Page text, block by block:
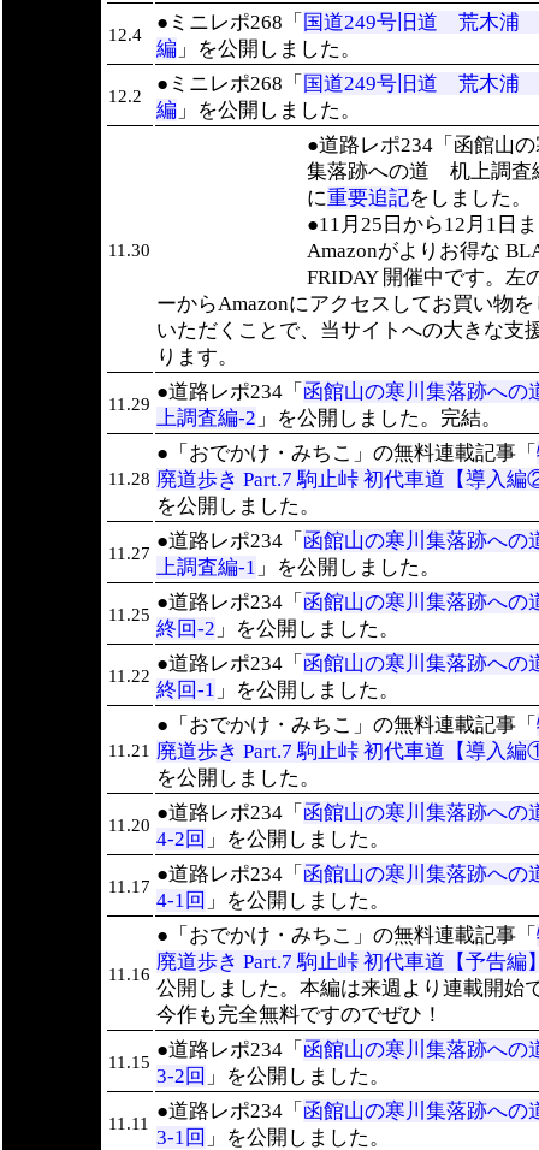
12.4
●ミニレポ268「 国道249号旧道 荒木浦
編 」を公開しました。
12.2
●ミニレポ268「 国道249号旧道 荒木浦
編 」を公開しました。
11.30
●道路レポ234「函館山
集落跡への道 机上調査
に重要追記をしました。
●11月25日から12月1日
Amazonがよりお得な
FRIDAY 開催中です。左
ーからAmazonにアクセスしてお買い物
いただくことで、当サイトへの大きな支
ります。
11.29
●道路レポ234「 函館山の寒川集落跡へ
上調査編-2 」を公開しました。完結。
11.28
●「おでかけ・みちこ」の無料連載記事「
廃道歩き Part.7 駒止峠 初代車道【導入
を公開しました。
11.27
●道路レポ234「 函館山の寒川集落跡へ
上調査編-1 」を公開しました。
11.25
●道路レポ234「 函館山の寒川集落跡へ
終回-2 」を公開しました。
11.22
●道路レポ234「 函館山の寒川集落跡へ
終回-1 」を公開しました。
11.21
●「おでかけ・みちこ」の無料連載記事「
廃道歩き Part.7 駒止峠 初代車道【導入
を公開しました。
11.20
●道路レポ234「 函館山の寒川集落跡へ
4-2回 」を公開しました。
11.17
●道路レポ234「 函館山の寒川集落跡へ
4-1回 」を公開しました。
11.16
●「おでかけ・みちこ」の無料連載記事「
廃道歩き Part.7 駒止峠 初代車道【予告編
公開しました。本編は来週より連載開始
今作も完全無料ですのでぜひ！
11.15
●道路レポ234「 函館山の寒川集落跡へ
3-2回 」を公開しました。
11.11
●道路レポ234「 函館山の寒川集落跡へ
3-1回 」を公開しました。